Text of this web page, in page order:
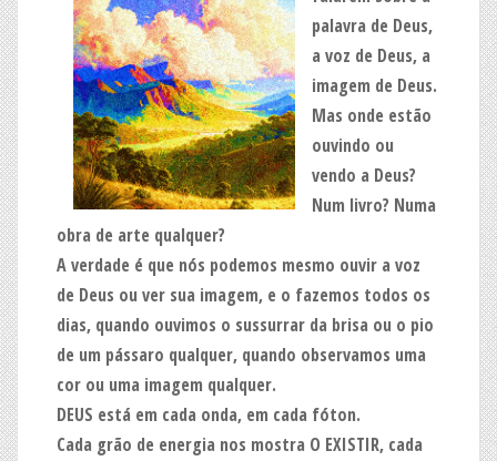
palavra de Deus,
a voz de Deus, a
imagem de Deus.
Mas onde estão
ouvindo ou
vendo a Deus?
Num livro? Numa
obra de arte qualquer?
A verdade é que nós podemos mesmo ouvir a voz
de Deus ou ver sua imagem, e o fazemos todos os
dias, quando ouvimos o sussurrar da brisa ou o pio
de um pássaro qualquer, quando observamos uma
cor ou uma imagem qualquer.
DEUS está em cada onda, em cada fóton.
Cada grão de energia nos mostra O EXISTIR, cada